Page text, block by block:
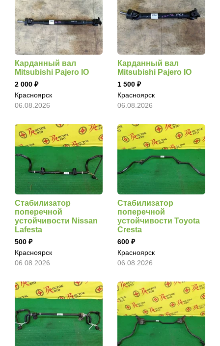
Карданный вал
Mitsubishi Pajero IO
2 000
Красноярск
06.08.2026
Карданный вал
Mitsubishi Pajero IO
1 500
Красноярск
06.08.2026
Стабилизатор
поперечной
устойчивости Nissan
Lafesta
500
Красноярск
06.08.2026
Стабилизатор
поперечной
устойчивости Toyota
Cresta
600
Красноярск
06.08.2026